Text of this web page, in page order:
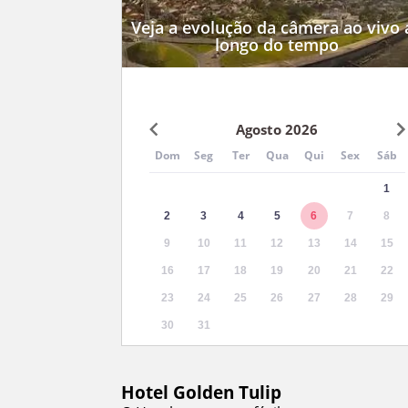
Veja a evolução da câmera ao vivo
longo do tempo
Agosto 2026
Dom Seg Ter Qua Qui Sex Sáb
1
2 3 4 5 6 7 8
9 10 11 12 13 14 15
16 17 18 19 20 21 22
23 24 25 26 27 28 29
30 31
Hotel Golden Tulip